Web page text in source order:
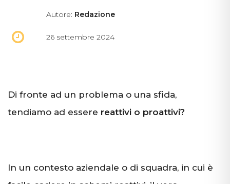
Autore: Redazione
26 settembre 2024
Di fronte ad un problema o una sfida,
tendiamo ad essere reattivi o proattivi?
In un contesto aziendale o di squadra, in cui è